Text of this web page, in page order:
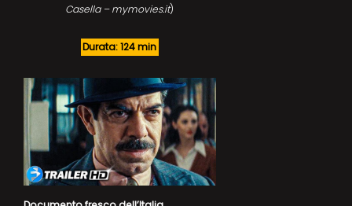
Casella – mymovies.it)
Durata: 124 min